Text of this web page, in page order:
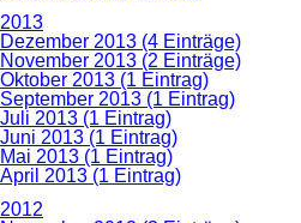
2013
Dezember 2013 (4 Einträge)
November 2013 (2 Einträge)
Oktober 2013 (1 Eintrag)
September 2013 (1 Eintrag)
Juli 2013 (1 Eintrag)
Juni 2013 (1 Eintrag)
Mai 2013 (1 Eintrag)
April 2013 (1 Eintrag)
2012